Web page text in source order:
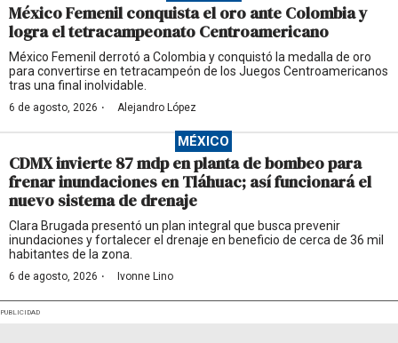
México Femenil conquista el oro ante Colombia y
logra el tetracampeonato Centroamericano
México Femenil derrotó a Colombia y conquistó la medalla de oro
para convertirse en tetracampeón de los Juegos Centroamericanos
tras una final inolvidable.
6 de agosto, 2026 · Alejandro López
MÉXICO
CDMX invierte 87 mdp en planta de bombeo para
frenar inundaciones en Tláhuac; así funcionará el
nuevo sistema de drenaje
Clara Brugada presentó un plan integral que busca prevenir
inundaciones y fortalecer el drenaje en beneficio de cerca de 36 mil
habitantes de la zona.
6 de agosto, 2026 · Ivonne Lino
PUBLICIDAD